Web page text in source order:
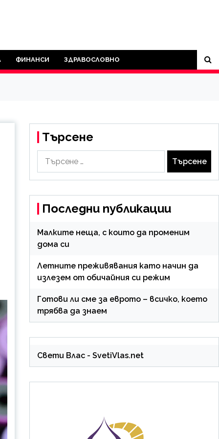
ФИНАНСИ ЗДРАВОСЛОВНО
Търсене
Последни публикации
Малките неща, с които да променим
дома си
Летните преживявания като начин да
излезем от обичайния си режим
Готови ли сме за еврото – всичко, което
трябва да знаем
Свети Влас- SvetiVlas.net